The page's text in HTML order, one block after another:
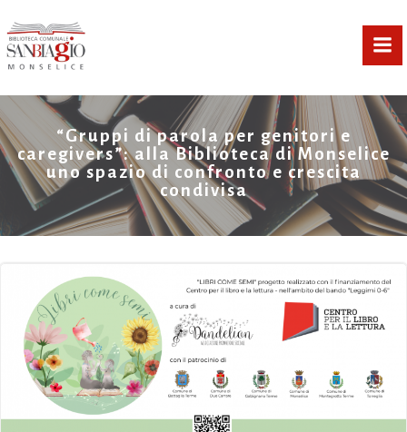
“Gruppi di parola per genitori e
caregivers”: alla Biblioteca di Monselice
uno spazio di confronto e crescita
condivisa